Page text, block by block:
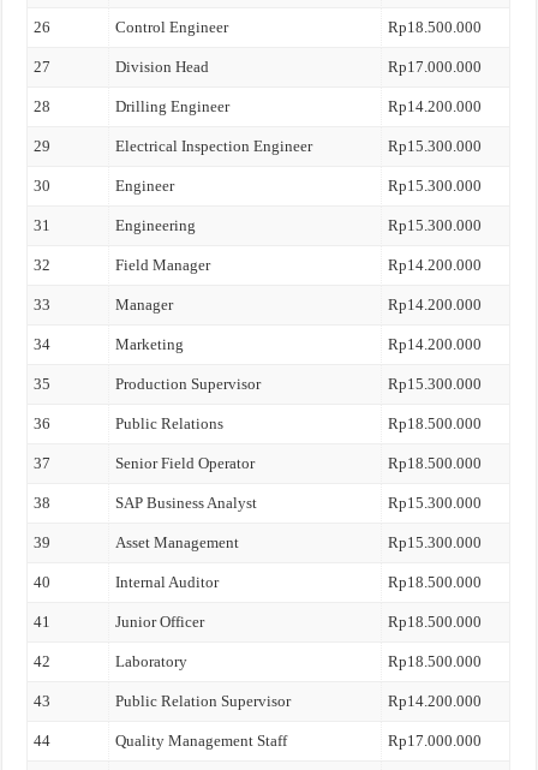
26 Control Engineer Rp18.500.000
27 Division Head Rp17.000.000
28 Drilling Engineer Rp14.200.000
29 Electrical Inspection Engineer Rp15.300.000
30 Engineer Rp15.300.000
31 Engineering Rp15.300.000
32 Field Manager Rp14.200.000
33 Manager Rp14.200.000
34 Marketing Rp14.200.000
35 Production Supervisor Rp15.300.000
36 Public Relations Rp18.500.000
37 Senior Field Operator Rp18.500.000
38 SAP Business Analyst Rp15.300.000
39 Asset Management Rp15.300.000
40 Internal Auditor Rp18.500.000
41 Junior Officer Rp18.500.000
42 Laboratory Rp18.500.000
43 Public Relation Supervisor Rp14.200.000
44 Quality Management Staff Rp17.000.000